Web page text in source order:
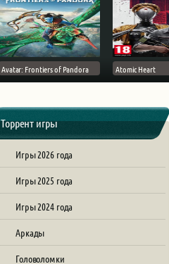
Avatar: Frontiers of Pandora Atomic Heart
Торрент игры
Игры 2026 года
Игры 2025 года
Игры 2024 года
Аркады
Головоломки